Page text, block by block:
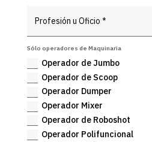
Sólo operadores de Maquinaria
Operador de Jumbo
Operador de Scoop
Operador Dumper
Operador Mixer
Operador de Roboshot
Operador Polifuncional